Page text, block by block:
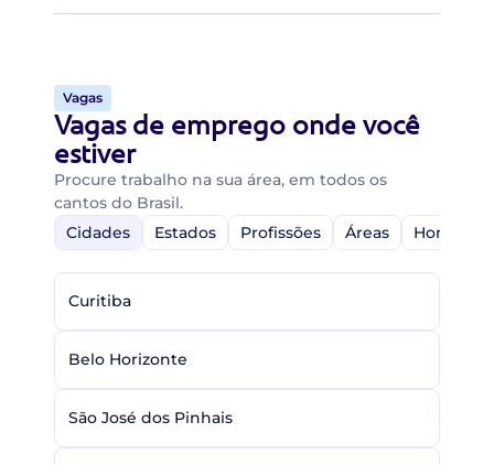
Vagas
Vagas de emprego onde você
estiver
Procure trabalho na sua área, em todos os
cantos do Brasil.
Cidades
Estados Profissões Áreas Home-
Curitiba
Belo Horizonte
São José dos Pinhais